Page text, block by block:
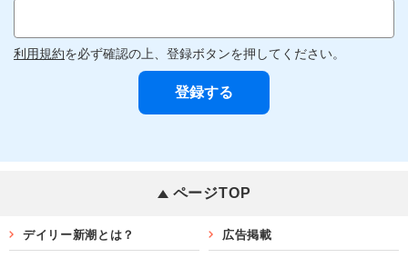
利用規約を必ず確認の上、登録ボタンを押してください。
ページTOP
デイリー新潮とは？ 広告掲載